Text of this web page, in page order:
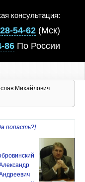
консультация:
54-62 (Мск)
86 По России
Михайлович
попасть?]